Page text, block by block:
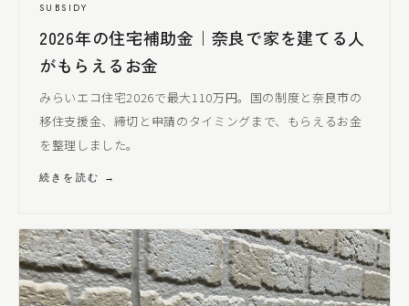
SUBSIDY
2026年の住宅補助金｜奈良で家を建てる人
がもらえるお金
みらいエコ住宅2026で最大110万円。国の制度と奈良市の
移住支援金、締切と申請のタイミングまで、もらえるお金
を整理しました。
続きを読む →